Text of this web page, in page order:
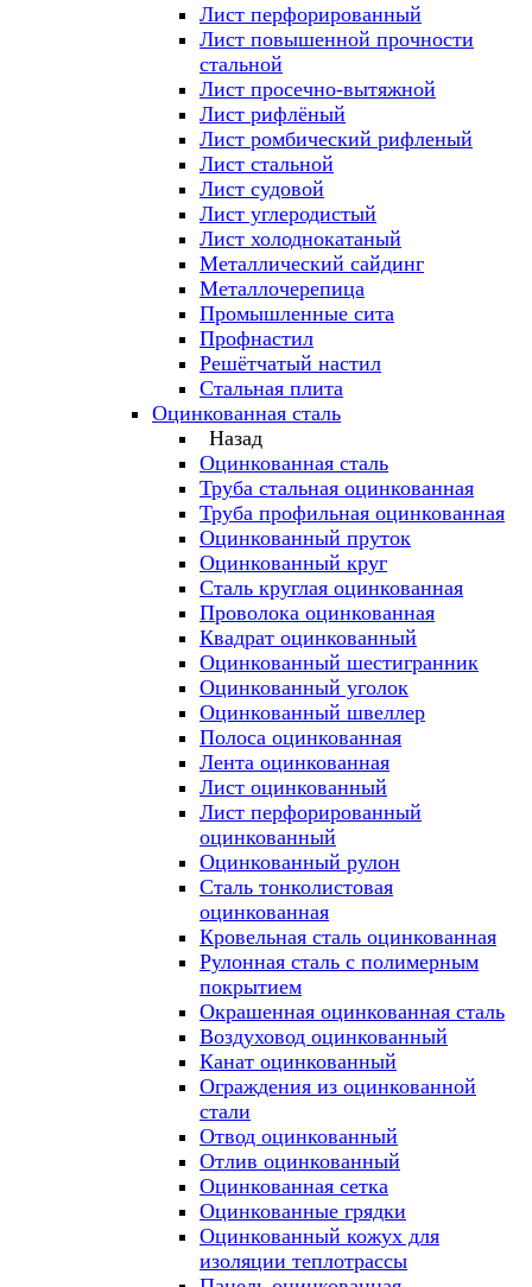
Лист перфорированный
Лист повышенной прочности
стальной
Лист просечно-вытяжной
Лист рифлёный
Лист ромбический рифленый
Лист стальной
Лист судовой
Лист углеродистый
Лист холоднокатаный
Металлический сайдинг
Металлочерепица
Промышленные сита
Профнастил
Решётчатый настил
Стальная плита
Оцинкованная сталь
Назад
Оцинкованная сталь
Труба стальная оцинкованная
Труба профильная оцинкованная
Оцинкованный пруток
Оцинкованный круг
Сталь круглая оцинкованная
Проволока оцинкованная
Квадрат оцинкованный
Оцинкованный шестигранник
Оцинкованный уголок
Оцинкованный швеллер
Полоса оцинкованная
Лента оцинкованная
Лист оцинкованный
Лист перфорированный
оцинкованный
Оцинкованный рулон
Сталь тонколистовая
оцинкованная
Кровельная сталь оцинкованная
Рулонная сталь с полимерным
покрытием
Окрашенная оцинкованная сталь
Воздуховод оцинкованный
Канат оцинкованный
Ограждения из оцинкованной
стали
Отвод оцинкованный
Отлив оцинкованный
Оцинкованная сетка
Оцинкованные грядки
Оцинкованный кожух для
изоляции теплотрассы